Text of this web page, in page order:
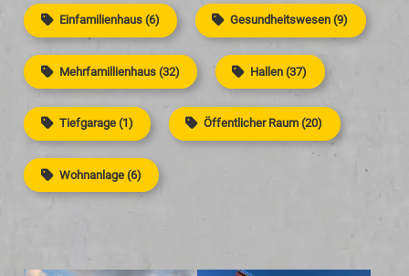
Einfamilienhaus (6) Gesundheitswesen (9)
Mehrfamillienhaus (32) Hallen (37)
Tiefgarage (1) Öffentlicher Raum (20)
Wohnanlage (6)